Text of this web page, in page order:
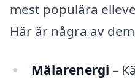
mest populära
Här är några av
Mälarenergi –